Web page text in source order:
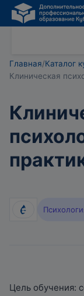
Главная/Каталог
Клиническая
Цель обучения: